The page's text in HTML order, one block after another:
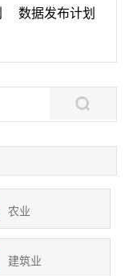
数据发布计划
农业
建筑业